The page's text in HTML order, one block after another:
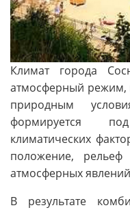
Климат города
атмосферный режим,
природным
формируется
климатических
положение, рельеф
атмосферных
В результате